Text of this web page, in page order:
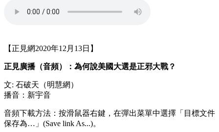
【正見網2020年12月13日】
正見廣播（音頻）：為何說美國大選是正邪大戰？
文: 石破天（明慧網）
播音：新宇音
音頻下載方法：按滑鼠器右鍵，在彈出菜單中選擇「目標文件
保存為…」(Save link As...)。